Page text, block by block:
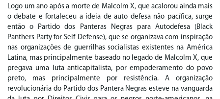
Logo um ano após a morte de Malcolm X, que acalorou ainda mais
o debate e fortaleceu a ideia de auto defesa não pacífica, surge
então o Partido dos Panteras Negras para Autodefesa (Black
Panthers Party for Self-Defense), que se organizava com inspiração
nas organizações de guerrilhas socialistas existentes na América
Latina, mas principalmente baseado no legado de Malcolm X, que
pregava uma luta anticapitalista, por empoderamento do povo
preto, mas principalmente por resistência. A organização
revolucionária do Partido dos Pantera Negras esteve na vanguarda